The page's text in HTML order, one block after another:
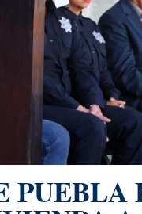
PUEBLA